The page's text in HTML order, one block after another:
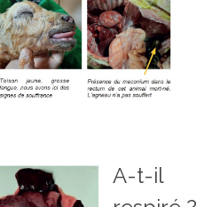
A-t-il